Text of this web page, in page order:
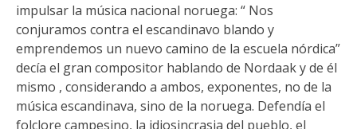
impulsar la música nacional noruega: “ Nos
conjuramos contra el escandinavo blando y
emprendemos un nuevo camino de la escuela nórdica”
decía el gran compositor hablando de Nordaak y de él
mismo , considerando a ambos, exponentes, no de la
música escandinava, sino de la noruega. Defendía el
folclore campesino, la idiosincrasia del pueblo, el